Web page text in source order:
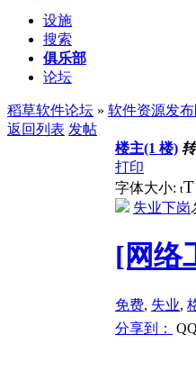
设施
搜索
俱乐部
论坛
稻草软件论坛 » 软件资源发布
返回列表 发帖
楼主(1 楼)
打印
字体大小: tT
失业下岗
[网络
免费, 失业,
分享到：